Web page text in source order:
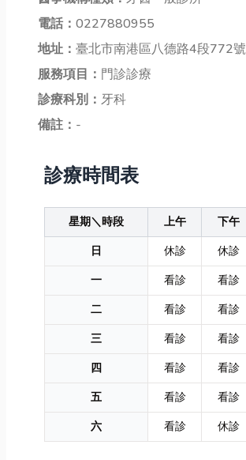
電話： 0227880955
地址： 臺北市南港區八德路4段772號
服務項目： 門診診療
診療科別： 牙科
備註： -
診療時間表
星期＼時段 上午 下午
日
休診 休診
一
看診 看診
二
看診 看診
三
看診 看診
四
看診 看診
五
看診 看診
六
看診 休診